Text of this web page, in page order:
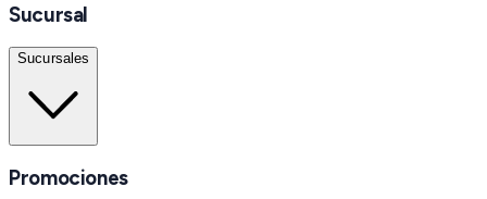
Sucursal
Sucursales
Promociones